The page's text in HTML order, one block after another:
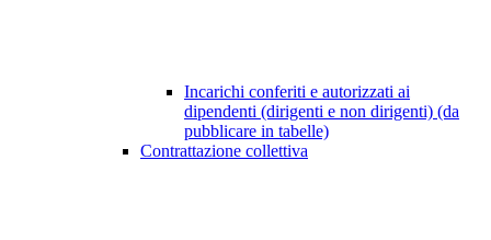
Incarichi conferiti e autorizzati ai
dipendenti (dirigenti e non dirigenti) (da
pubblicare in tabelle)
Contrattazione collettiva